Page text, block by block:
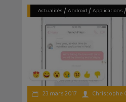
Actualités/ Android / Applications/
23 mars 2017 Christophe